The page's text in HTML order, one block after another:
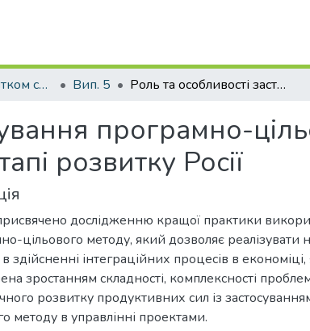
Управління розвитком складних систем Вип. 5 Роль та особливості застосування програмно-цільових методів управління на сучасному етапі розвитку Росії
програмно-
розвитку Росії
дослідженню кращої практики
цільового методу, який дозволяє реалізувати
здійсненні інтеграційних процесів в економіці,
зростанням складності, комплексності
розвитку продуктивних сил із
методу в управлінні проектами.